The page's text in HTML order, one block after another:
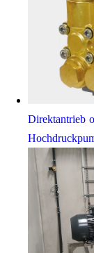
Direktantrieb